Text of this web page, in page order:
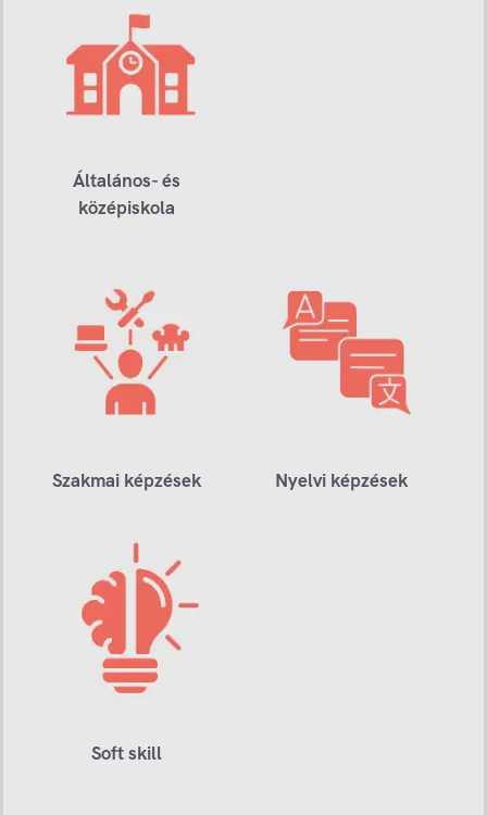
Általános- és
középiskola
Szakmai képzések Nyelvi képzések
Soft skill